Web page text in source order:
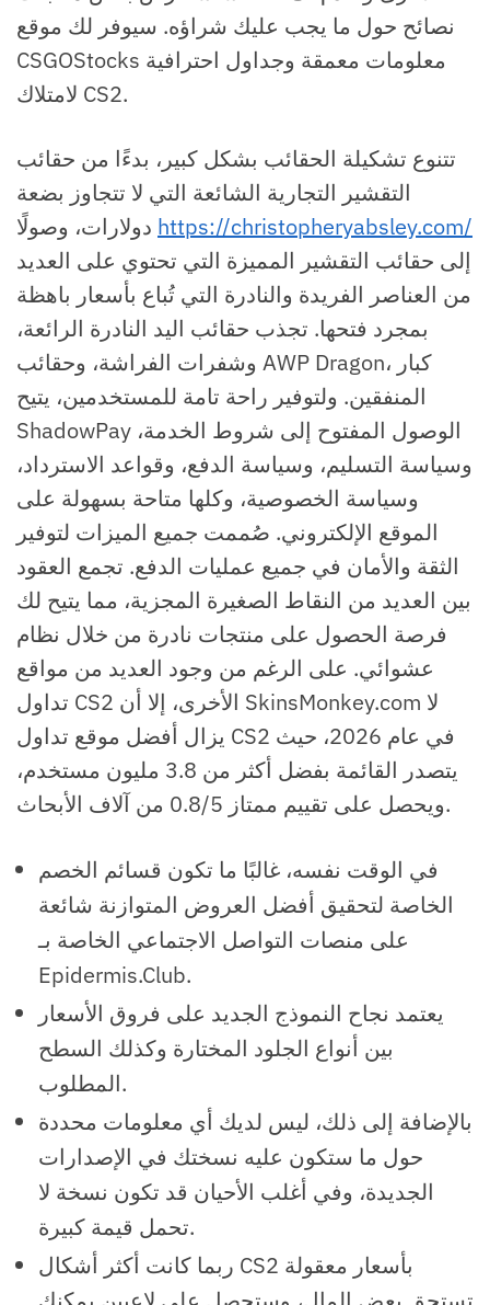
نصائح حول ما يجب عليك شراؤه. سيوفر لك موقع
CSGOStocks معلومات معمقة وجداول احترافية
لامتلاك CS2.
تتنوع تشكيلة الحقائب بشكل كبير، بدءًا من حقائب
التقشير التجارية الشائعة التي لا تتجاوز بضعة
https://christopheryabsley.com/
إلى حقائب التقشير المميزة التي تحتوي على العديد
من العناصر الفريدة والنادرة التي تُباع بأسعار باهظة
بمجرد فتحها. تجذب حقائب اليد النادرة الرائعة،
وشفرات الفراشة، وحقائب AWP Dragon، كبار
المنفقين. ولتوفير راحة تامة للمستخدمين، يتيح
ShadowPay الوصول المفتوح إلى شروط الخدمة،
وسياسة التسليم، وسياسة الدفع، وقواعد الاسترداد،
وسياسة الخصوصية، وكلها متاحة بسهولة على
الموقع الإلكتروني. صُممت جميع الميزات لتوفير
الثقة والأمان في جميع عمليات الدفع. تجمع العقود
بين العديد من النقاط الصغيرة المجزية، مما يتيح لك
فرصة الحصول على منتجات نادرة من خلال نظام
عشوائي. على الرغم من وجود العديد من مواقع
تداول CS2 الأخرى، إلا أن SkinsMonkey.com لا
يزال أفضل موقع تداول CS2 في عام 2026، حيث
يتصدر القائمة بفضل أكثر من 3.8 مليون مستخدم،
ويحصل على تقييم ممتاز 0.8/5 من آلاف الأبحاث.
في الوقت نفسه، غالبًا ما تكون قسائم الخصم
الخاصة لتحقيق أفضل العروض المتوازنة شائعة
على منصات التواصل الاجتماعي الخاصة بـ
Epidermis.Club.
يعتمد نجاح النموذج الجديد على فروق الأسعار
بين أنواع الجلود المختارة وكذلك السطح
المطلوب.
بالإضافة إلى ذلك، ليس لديك أي معلومات محددة
حول ما ستكون عليه نسختك في الإصدارات
الجديدة، وفي أغلب الأحيان قد تكون نسخة لا
تحمل قيمة كبيرة.
ربما كانت أكثر أشكال CS2 بأسعار معقولة